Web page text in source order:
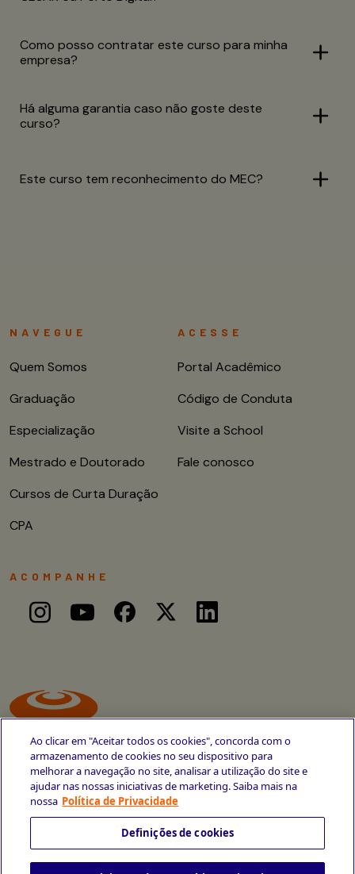
Como posso contratar este curso para minha
empresa?
Há alguma garantia caso não goste deste
curso?
Este curso tem reconhecimento do MEC?
Avenida Cais do Apolo, 77
NAVEGUE
Quem Somos
Graduação
Especialização
Mestrado e Doutorado
Cursos de Curta Duração
CPA
ACESSE
Portal Acadêmico
Código de Conduta
Visite a School
Fale conosco
ACOMPANHE
Ao clicar em "Aceitar todos os cookies", concorda com o
armazenamento de cookies no seu dispositivo para
melhorar a navegação no site, analisar a utilização do site e
ajudar nas nossas iniciativas de marketing. Saiba mais na
nossa Política de Privacidade
Definições de cookies